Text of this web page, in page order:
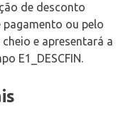
de desconto
ou pelo
e apresentará a
E1_DESCFIN.